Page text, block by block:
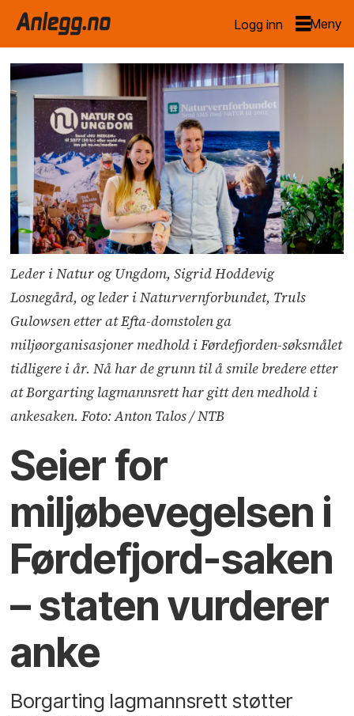
Logg inn
Leder i Natur og Ungdom, Sigrid Hoddevig
Losnegård, og leder i Naturvernforbundet, Truls
Gulowsen etter at Efta-domstolen ga
miljøorganisasjoner medhold i Førdefjorden-søksmålet
tidligere i år. Nå har de grunn til å smile bredere etter
at Borgarting lagmannsrett har gitt den medhold i
ankesaken. Foto: Anton Talos / NTB
Seier for
miljøbevegelsen i
Førdefjord-saken
– staten vurderer
anke
Borgarting lagmannsrett støtter